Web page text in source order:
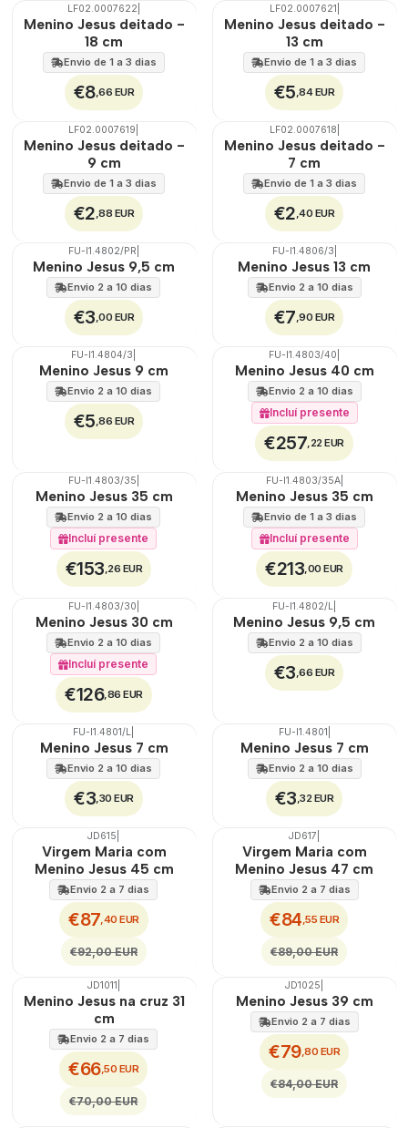
LF02.0007622
Menino Jesus deitado -
18 cm
Envio de 1 a 3 dias
€8,66 EUR
LF02.0007621
Menino Jesus deitado -
13 cm
Envio de 1 a 3 dias
€5,84 EUR
LF02.0007619
Menino Jesus deitado -
9 cm
Envio de 1 a 3 dias
€2,88 EUR
LF02.0007618
Menino Jesus deitado -
7 cm
Envio de 1 a 3 dias
€2,40 EUR
🇵🇹
FU-I1.4802/PR
Menino Jesus 9,5 cm
Envio 2 a 10 dias
€3,00 EUR
🇵🇹
FU-I1.4806/3
Menino Jesus 13 cm
Envio 2 a 10 dias
€7,90 EUR
🇵🇹
FU-I1.4804/3
Menino Jesus 9 cm
Envio 2 a 10 dias
€5,86 EUR
🇵🇹
FU-I1.4803/40
Menino Jesus 40 cm
Envio 2 a 10 dias
Incluí presente
€257,22 EUR
🇵🇹
FU-I1.4803/35
Menino Jesus 35 cm
Envio 2 a 10 dias
Incluí presente
€153,26 EUR
FU-I1.4803/35A|
Menino Jesus 35 cm
Envio de 1 a 3 dias
Incluí presente
€213,00 EUR
🇵🇹
FU-I1.4803/30
Menino Jesus 30 cm
Envio 2 a 10 dias
Incluí presente
€126,86 EUR
🇵🇹
FU-I1.4802/L
Menino Jesus 9,5 cm
Envio 2 a 10 dias
€3,66 EUR
🇵🇹
FU-I1.4801/L
Menino Jesus 7 cm
Envio 2 a 10 dias
€3,30 EUR
🇵🇹
FU-I1.4801
Menino Jesus 7 cm
Envio 2 a 10 dias
€3,32 EUR
🇵🇹
DESCONTO
JD615
Virgem Maria com
Menino Jesus 45 cm
Envio 2 a 7 dias
€87,40 EUR
€92,00 EUR
🇵🇹
DESCONTO
JD617
Virgem Maria com
Menino Jesus 47 cm
Envio 2 a 7 dias
€84,55 EUR
€89,00 EUR
🇵🇹
DESCONTO
JD1011
Menino Jesus na cruz 31
cm
Envio 2 a 7 dias
€66,50 EUR
€70,00 EUR
🇵🇹
DESCONTO
JD1025
Menino Jesus 39 cm
Envio 2 a 7 dias
€79,80 EUR
€84,00 EUR